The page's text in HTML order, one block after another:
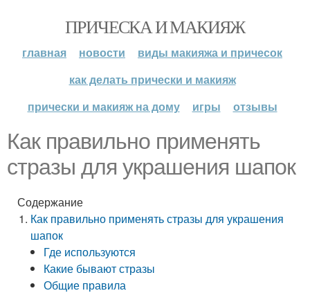
ПРИЧЕСКА И МАКИЯЖ
главная новости
виды макияжа и причесок
как делать прически и макияж
прически и макияж на дому
игры отзывы
Как правильно применять
стразы для украшения шапок
Содержание
Как правильно применять стразы для украшения
шапок
Где используются
Какие бывают стразы
Общие правила